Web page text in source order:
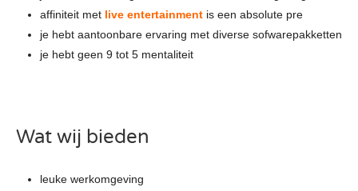
affiniteit met live entertainment is een absolute pre
je hebt aantoonbare ervaring met diverse sofwarepakketten
je hebt geen 9 tot 5 mentaliteit
Wat wij bieden
leuke werkomgeving